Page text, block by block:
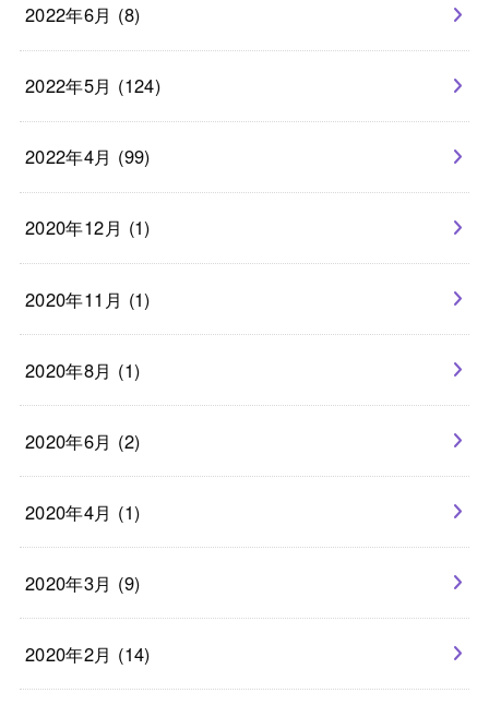
2022年6月 (8)
2022年5月 (124)
2022年4月 (99)
2020年12月 (1)
2020年11月 (1)
2020年8月 (1)
2020年6月 (2)
2020年4月 (1)
2020年3月 (9)
2020年2月 (14)